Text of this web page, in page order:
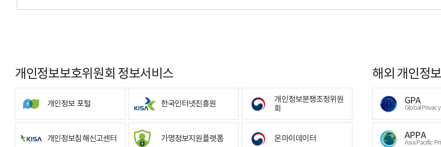
개인정보보호위원회 정보서비스
개인정보 포털 한국인터넷진흥원
개인정보분쟁조정위원
회
개인정보침해신고센터 가명정보지원플랫폼 온마이데이터
해외 개인정
GPA
Global
APPA
Asia Pacific